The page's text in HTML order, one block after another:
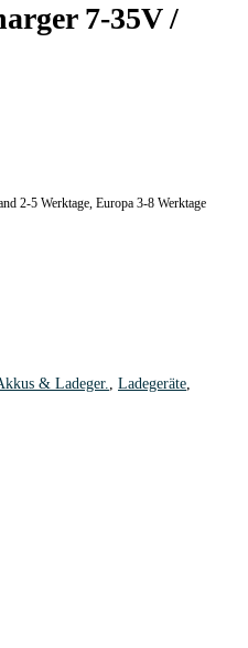
7-35V /
2-5 Werktage, Europa 3-8 Werktage
& Ladeger. Ladegeräte